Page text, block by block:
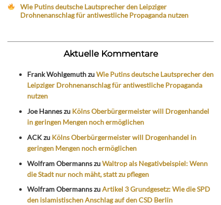
Wie Putins deutsche Lautsprecher den Leipziger
Drohnenanschlag für antiwestliche Propaganda nutzen
Aktuelle Kommentare
Frank WohlgemuthzuWie Putins deutsche Lautsprecher den
Leipziger Drohnenanschlag für antiwestliche Propaganda
nutzen
Joe Hanneszu Kölns Oberbürgermeister will Drogenhandel
in geringen Mengen noch ermöglichen
ACKzu Kölns Oberbürgermeister will Drogenhandel in
geringen Mengen noch ermöglichen
Wolfram ObermannszuWaltrop als Negativbeispiel: Wenn
die Stadt nur noch mäht, statt zu pflegen
Wolfram ObermannszuArtikel 3 Grundgesetz: Wie die SPD
den islamistischen Anschlag auf den CSD Berlin